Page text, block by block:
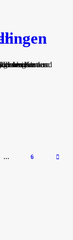
Söllingen
… 6